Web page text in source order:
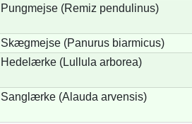
Pungmejse (Remiz pendulinus)
Skægmejse (Panurus biarmicus)
Hedelærke (Lullula arborea)
Sanglærke (Alauda arvensis)